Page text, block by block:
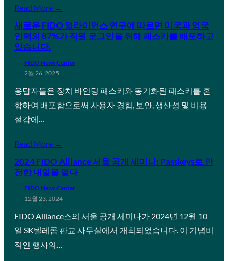
Read More →
새로운 FIDO 얼라이언스 연구에 따르면 미국과 영국
인력의 87%가 직원 로그인을 위해 패스키를 배포하고
있습니다.
FIDO News Center
2월 26, 2025
응답자들은 장치 바인딩 패스키와 동기화된 패스키를 혼
합하여 배포함으로써 사용자 경험, 보안, 생산성 및 비용
절감에…
Read More →
2024 FIDO Alliance 서울 공개 세미나: Passkeys로 안
전한 내일을 열다
FIDO News Center
12월 23, 2024
FIDO Alliance스의 서울 공개 세미나가 2024년 12월 10
일 SK텔레콤 판교 사무실에서 개최되었습니다. 이 기념비
적인 행사의…